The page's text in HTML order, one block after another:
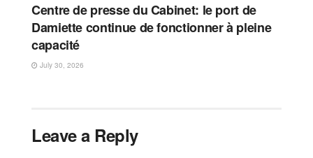
Centre de presse du Cabinet: le port de
Damiette continue de fonctionner à pleine
capacité
July 30, 2026
Leave a Reply